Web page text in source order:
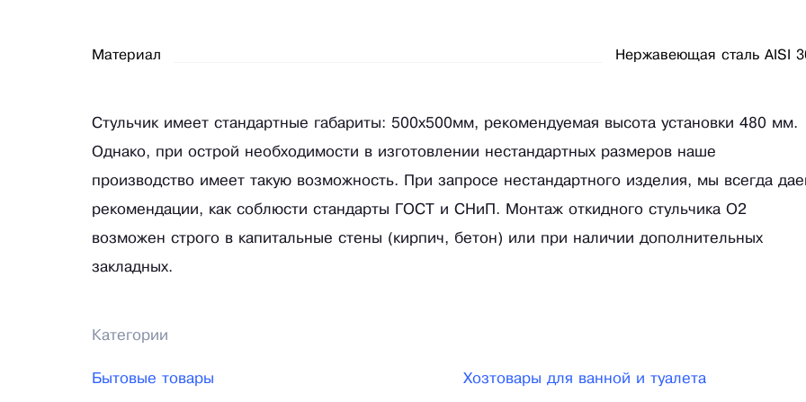
Материал Нержавеющая сталь AISI
Стульчик имеет стандартные габариты: 500х500мм, рекомендуемая высота установки 480 мм.
Однако, при острой необходимости в изготовлении нестандартных размеров наше
производство имеет такую возможность. При запросе нестандартного изделия, мы всегда
рекомендации, как соблюсти стандарты ГОСТ и СНиП. Монтаж откидного стульчика О2
возможен строго в капитальные стены (кирпич, бетон) или при наличии дополнительных
закладных.
Категории
Бытовые товары Хозтовары для ванной и туалета